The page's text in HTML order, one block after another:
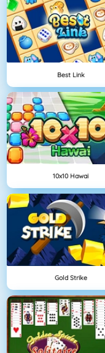
Best Link
10x10 Hawai
Gold Strike